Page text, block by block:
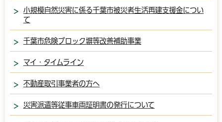
小規模自然災害に係る千葉市被災者生活再建支援金につい
て
千葉市危険ブロック塀等改善補助事業
マイ・タイムライン
不動産取引事業者の方へ
災害派遣等従事車両証明書の発行について